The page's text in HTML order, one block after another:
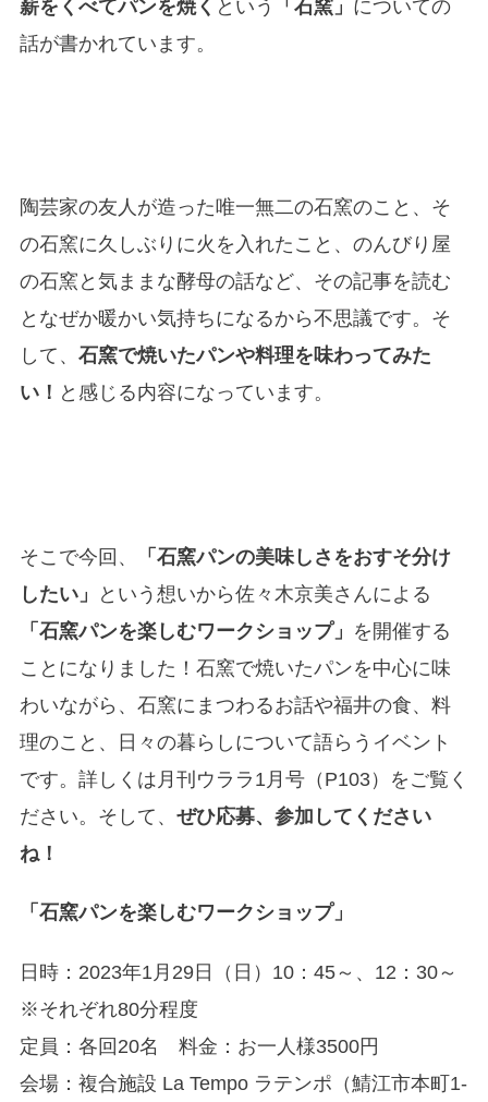
薪をくべてパンを焼く という 「石窯」 についての
話が書かれています。
陶芸家の友人が造った唯一無二の石窯のこと、そ
の石窯に久しぶりに火を入れたこと、のんびり屋
の石窯と気ままな酵母の話など、その記事を読む
となぜか暖かい気持ちになるから不思議です。そ
して、 石窯で焼いたパンや料理を味わってみた
い！ と感じる内容になっています。
そこで今回、
「石窯パンの美味しさをおすそ分け
したい」
という想いから佐々木京美さんによる
「石窯パンを楽しむワークショップ」 を開催する
ことになりました！石窯で焼いたパンを中心に味
わいながら、石窯にまつわるお話や福井の食、料
理のこと、日々の暮らしについて語らうイベント
です。詳しくは月刊ウララ1月号（P103）をご覧く
ださい。そして、 ぜひ応募、参加してください
ね！
「石窯パンを楽しむワークショップ」
日時：2023年1月29日（日）10：45～、12：30～
※それぞれ80分程度
定員：各回20名 料金：お一人様3500円
会場：複合施設 La Tempo ラテンポ（鯖江市本町1-